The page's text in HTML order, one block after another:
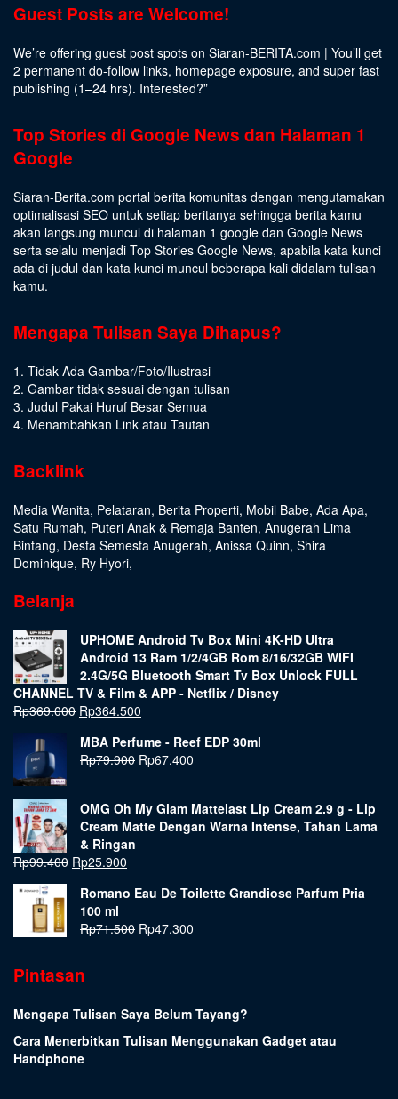
Guest Posts are Welcome!
We’re offering guest post spots on Siaran-BERITA.com | You’ll get
2 permanent do-follow links, homepage exposure, and super fast
publishing (1–24 hrs). Interested?”
Top Stories di Google News dan Halaman 1
Google
Siaran-Berita.com portal berita komunitas dengan mengutamakan
optimalisasi SEO untuk setiap beritanya sehingga berita kamu
akan langsung muncul di halaman 1 google dan Google News
serta selalu menjadi Top Stories Google News, apabila kata kunci
ada di judul dan kata kunci muncul beberapa kali didalam tulisan
kamu.
Mengapa Tulisan Saya Dihapus?
1. Tidak Ada Gambar/Foto/Ilustrasi
2. Gambar tidak sesuai dengan tulisan
3. Judul Pakai Huruf Besar Semua
4. Menambahkan Link atau Tautan
Backlink
Media Wanita, Pelataran, Berita Properti, Mobil Babe, Ada Apa,
Satu Rumah, Puteri Anak & Remaja Banten, Anugerah Lima
Bintang, Desta Semesta Anugerah, Anissa Quinn, Shira
Dominique, Ry Hyori,
Belanja
UPHOME Android Tv Box Mini 4K-HD Ultra
Android 13 Ram 1/2/4GB Rom 8/16/32GB WIFI
2.4G/5G Bluetooth Smart Tv Box Unlock FULL
CHANNEL TV & Film & APP - Netflix / Disney
Rp369.000 Rp364.500
MBA Perfume - Reef EDP 30ml
Rp79.900 Rp67.400
OMG Oh My Glam Mattelast Lip Cream 2.9 g - Lip
Cream Matte Dengan Warna Intense, Tahan Lama
& Ringan
Rp99.400 Rp25.900
Romano Eau De Toilette Grandiose Parfum Pria
100 ml
Rp71.500 Rp47.300
Pintasan
Mengapa Tulisan Saya Belum Tayang?
Cara Menerbitkan Tulisan Menggunakan Gadget atau
Handphone